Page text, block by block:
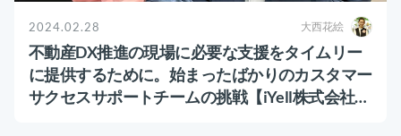
2024.02.28 大西花絵
不動産DX推進の現場に必要な支援をタイムリー
に提供するために。始まったばかりのカスタマー
サクセスサポートチームの挑戦【iYell株式会社